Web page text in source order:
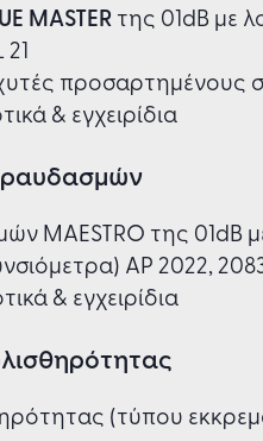
MASTER της 01dB με
προσαρτημένους
& εγχειρίδια
MAESTRO της 01dB
AP 2022,
& εγχειρίδια
(τύπου